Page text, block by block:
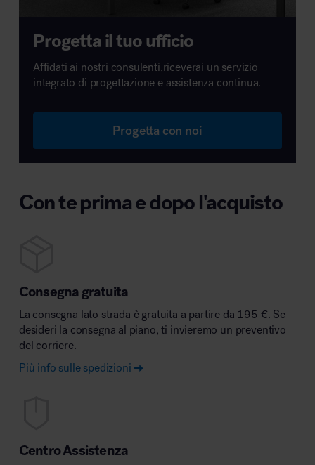
Progetta il tuo ufficio
Affidati ai nostri consulenti,riceverai un servizio
integrato di progettazione e assistenza continua.
Progetta con noi
Con te prima e dopo l'acquisto
Consegna gratuita
La consegna lato strada è gratuita a partire da 195 €. Se
desideri la consegna al piano, ti invieremo un preventivo
del corriere.
Più info sulle spedizioni
Centro Assistenza